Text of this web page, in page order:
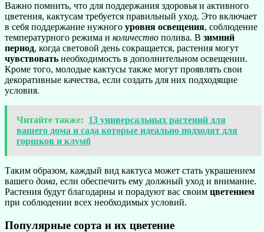
Важно помнить, что для поддержания здоровья и активного
цветения, кактусам требуется правильный уход. Это включает
в себя поддержание нужного уровня освещения, соблюдение
температурного режима и количество полива. В зимний
период, когда световой день сокращается, растения могут
чувствовать необходимость в дополнительном освещении.
Кроме того, молодые кактусы также могут проявлять свои
декоративные качества, если создать для них подходящие
условия.
Читайте также: 13 универсальных растений для
вашего дома и сада которые идеально подходят для
горшков и клумб
Таким образом, каждый вид кактуса может стать украшением
вашего дома, если обеспечить ему должный уход и внимание.
Растения будут благодарны и порадуют вас своим цветением
при соблюдении всех необходимых условий.
Популярные сорта и их цветение